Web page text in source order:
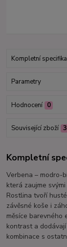
Kompletní
Parametry
Hodnocení 0
Související zboží 3
Kompletní
Verbena – modro-
která zaujme
Rostlina tvoří
závěsné koše i
měsíce barevného
kontrast a
kombinace s